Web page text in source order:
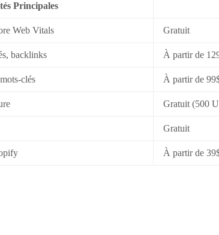
Principales
Web Vitals Gratuit
backlinks À partir de
clés À partir de
Gratuit (500
Gratuit
À partir de